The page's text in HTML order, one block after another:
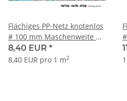
Flächiges PP-Netz knotenlos
# 100 mm Maschenweite Ø
5 mm Garnstärke
8,40 EUR *
8,40 EUR pro 1 m2